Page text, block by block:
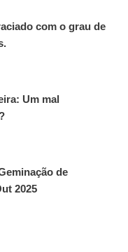
com o grau de
Um mal
de
2025